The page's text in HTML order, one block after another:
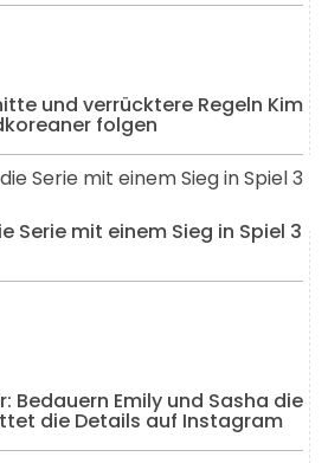
und verrücktere Regeln Kim
folgen
Serie mit einem Sieg in Spiel 3
Bedauern Emily und Sasha die
die Details auf Instagram